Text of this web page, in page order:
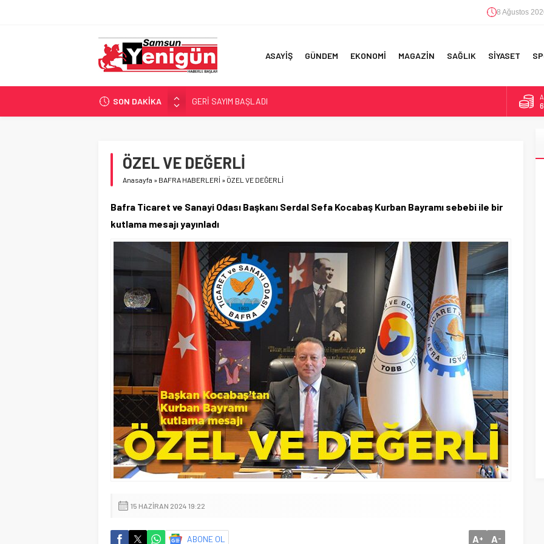
8 Ağustos
ASAYİŞ GÜNDEM EKONOMİ MAGAZİN SAĞLIK SİYASET
SON DAKİKA
GERİ SAYIM BAŞLADI
SAMSUNSPOR’DA HEDEF 5’İNCİLİK!
İŞTE FINDIK FİYATI!
YÖNETİCİ SEÇERKEN YAPILAN EN BÜYÜK HATALAR
ÖZEL VE DEĞERLİ
Anasayfa » BAFRA HABERLERİ » ÖZEL VE DEĞERLİ
Bafra Ticaret ve Sanayi Odası Başkanı Serdal Sefa Kocabaş Kurban Bayramı sebebi ile bir
kutlama mesajı yayınladı
15 HAZIRAN 2024 19:22
ABONE OL A+ A-